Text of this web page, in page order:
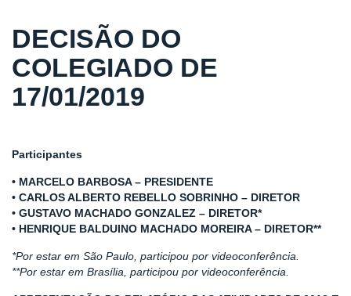
DECISÃO DO
COLEGIADO DE
17/01/2019
Participantes
• MARCELO BARBOSA – PRESIDENTE
• CARLOS ALBERTO REBELLO SOBRINHO – DIRETOR
• GUSTAVO MACHADO GONZALEZ – DIRETOR*
• HENRIQUE BALDUINO MACHADO MOREIRA – DIRETOR**
*Por estar em São Paulo, participou por videoconferência.
**Por estar em Brasília, participou por videoconferência.